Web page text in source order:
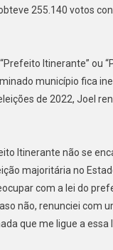
255.140 votos
Itinerante” ou
município fica
de 2022, Joel
Itinerante não se
majoritária no
com a lei do
não, renunciei com
que me ligue a essa